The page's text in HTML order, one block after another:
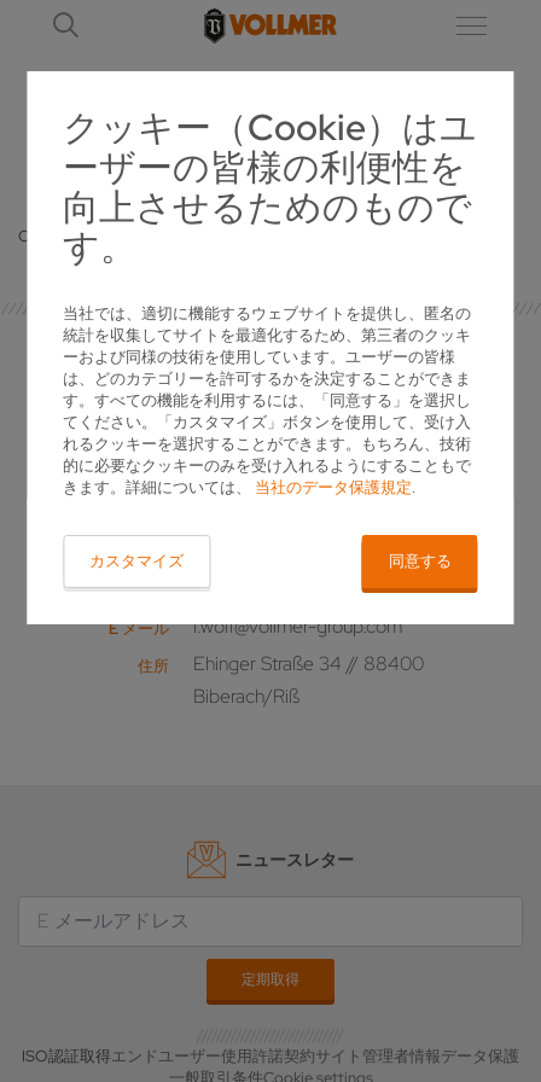
クッキー（Cookie）はユ
ーザーの皆様の利便性を
向上させるためのもので
す。
当社では、適切に機能するウェブサイトを提供し、匿名の
統計を収集してサイトを最適化するため、第三者のクッキ
ーおよび同様の技術を使用しています。ユーザーの皆様
は、どのカテゴリーを許可するかを決定することができま
す。すべての機能を利用するには、「同意する」を選択し
てください。「カスタマイズ」ボタンを使用して、受け入
れるクッキーを選択することができます。もちろん、技術
的に必要なクッキーのみを受け入れるようにすることもで
きます。詳細については、 当社のデータ保護規定.
カスタマイズ 同意する
詳細
Oops, an error occurred! Code: 202608080747006d4d9d53
プレス担当窓口
電話 +49 7351 / 571 - 277
E メール i.wolf@vollmer-group.com
住所
Ehinger Straße 34 // 88400
Biberach/Riß
ニュースレター
ISO認証取得エンドユーザー使用許諾契約サイト管理者情報データ保護
一般取引条件Cookie settings